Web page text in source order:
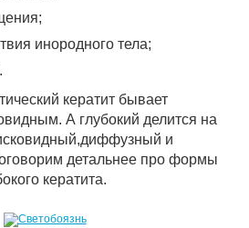
инородного тела;
кератит бывает
А глубокий делится на
и
детальнее про формы
кератита.